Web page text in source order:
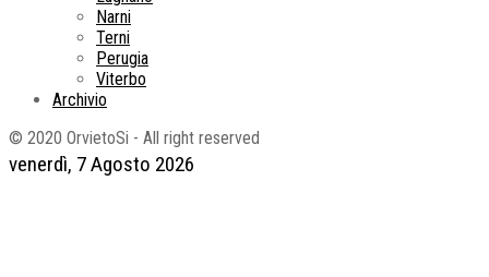
venerdì, 7 Agosto 2026
Narni
Terni
Perugia
Viterbo
Archivio
© 2020 OrvietoSi - All right reserved